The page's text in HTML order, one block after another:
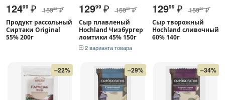
12499 ₽ 15999 ₽
Продукт рассольный
Сиртаки Original
55% 200г
12999 ₽ 15999 ₽
Сыр плавленый
Hochland Чизбургер
ломтики 45% 150г
2 варианта товара
12999 ₽ 15999 ₽
Сыр творожный
Hochland сливочный
60% 140г
–22% –29% –34%